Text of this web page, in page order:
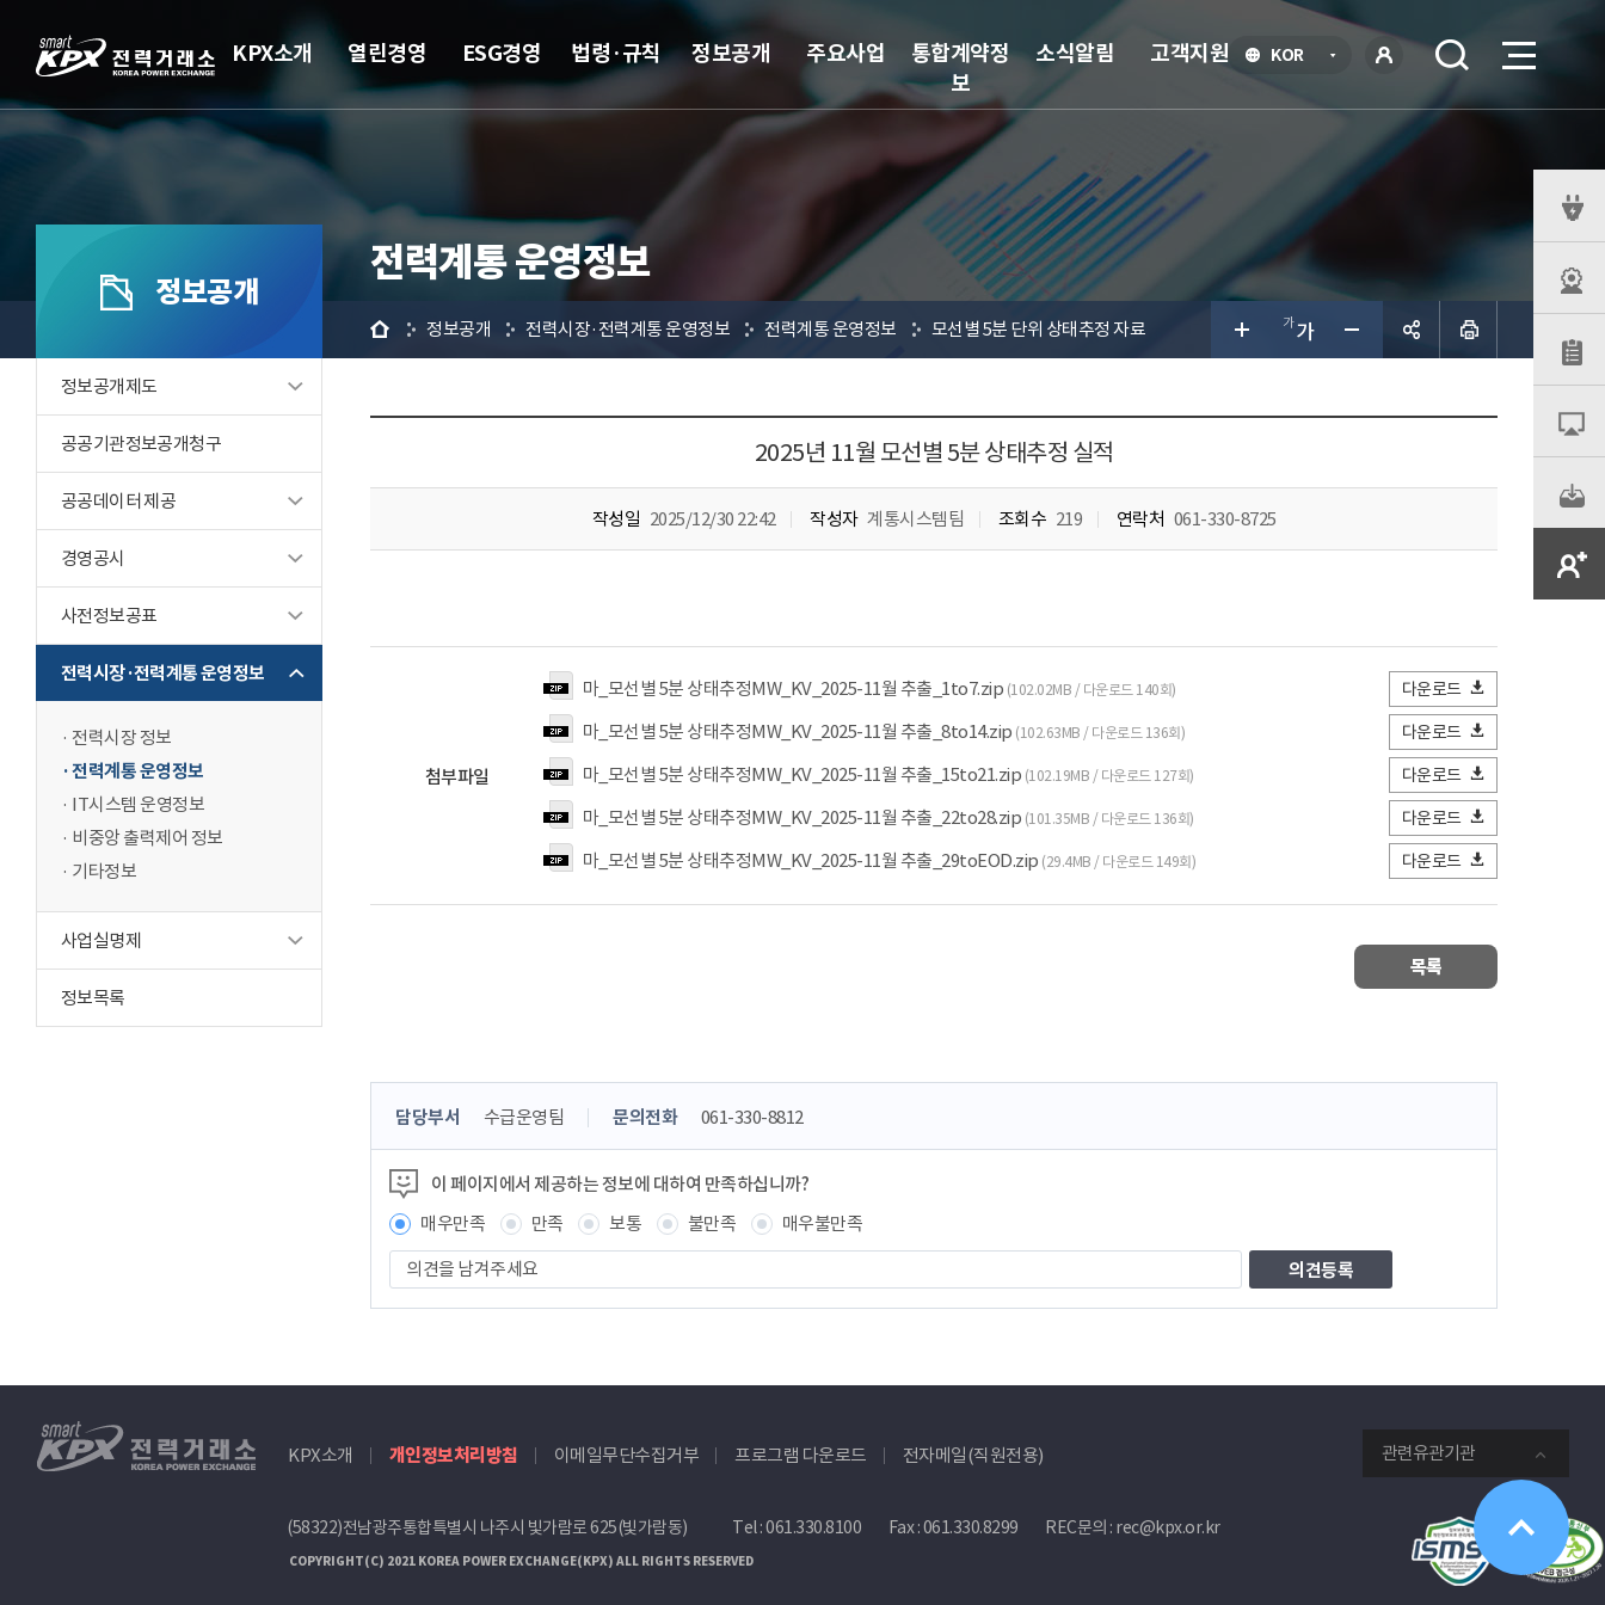
KOR언
그인
KPX소개 열린경영 ESG경영 법령·규칙 정보공개 주요사업
통합계약정
보
소식알림 고객지원
정보공개
정보공개제도
공공기관정보공개청구
공공데이터 제공
경영공시
사전정보공표
전력시장·전력계통 운영정보
전력시장 정보
전력계통 운영정보
IT시스템 운영정보
비중앙 출력제어 정보
기타정보
사업실명제
정보목록
전력계통 운영정보
홈 정보공개 전력시장·전력계통 운영정보 전력계통 운영정보 모선별 5분 단위 상태추정 자료
2025년 11월 모선별 5분 상태추정 실적
작성일 2025/12/30 22:42 작성자 계통시스템팀 조회수 219 연락처 061-330-8725
첨부파일
마_모선별 5분 상태추정MW_KV_2025-11월 추출_1to7.zip (102.02MB / 다운로드 140회) 다운로드
마_모선별 5분 상태추정MW_KV_2025-11월 추출_8to14.zip (102.63MB / 다운로드 136회) 다운로드
마_모선별 5분 상태추정MW_KV_2025-11월 추출_15to21.zip (102.19MB / 다운로드 127회) 다운로드
마_모선별 5분 상태추정MW_KV_2025-11월 추출_22to28.zip (101.35MB / 다운로드 136회) 다운로드
마_모선별 5분 상태추정MW_KV_2025-11월 추출_29toEOD.zip (29.4MB / 다운로드 149회) 다운로드
목록
콘
츠
정
보
책
임
자
담당부서 수급운영팀 문의전화 061-330-8812
이 페이지에서 제공하는 정보에 대하여 만족하십니까?
매우만족
만족 보통 불만족
매우불만족
견
을
주
전
래
소
관련유관기관
KPX소개 개인정보처리방침 이메일무단수집거부 프로그램 다운로드 전자메일(직원전용)
(58322)전남광주통합특별시 나주시 빛가람로 625(빛가람동) Tel :061.330.8100 Fax : 061.330.8299 REC문의 : rec@kpx.or.kr
COPYRIGHT(C) 2021 KOREA POWER EXCHANGE(KPX) ALL RIGHTS RESERVED
뉴